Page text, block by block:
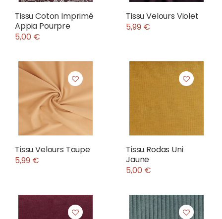
Tissu Coton Imprimé
Appia Pourpre
5,00 €
Tissu Velours Violet
5,99 €
Tissu Velours Taupe
5,99 €
Tissu Rodas Uni
Jaune
5,00 €